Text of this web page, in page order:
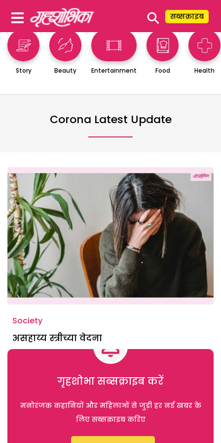
⚲ सब्सक्राइब
Story Beauty Entertainment Food Health
Corona Latest Update
Society
असहाय्य स्त्रीच्या वेदना
गृहशोभा सब्सक्राइब करें
मनोरंजक कहानियों और महिलाओं से जुड़ी हर नई खबर के
लिए सब्सक्राइब करिए